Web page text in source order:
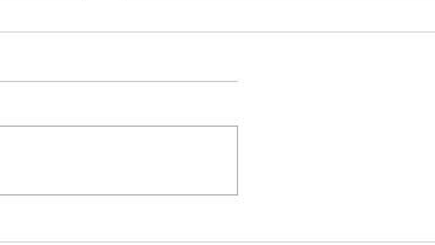
Gara di nuoto per i